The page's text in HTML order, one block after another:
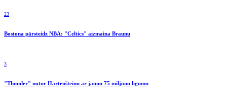
23
Bostona pārsteidz NBA: "Celtics" aizmaina Braunu
3
"Thunder" notur Hārtenšteinu ar jaunu 75 miljonu līgumu